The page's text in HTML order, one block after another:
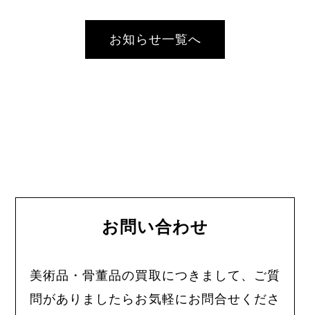
お知らせ一覧へ
お問い合わせ
美術品・骨董品の買取につきまして、ご質
問がありましたらお気軽にお問合せくださ